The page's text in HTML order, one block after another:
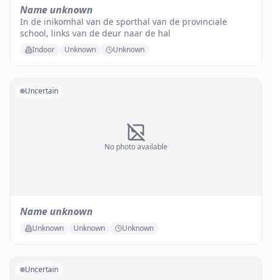
Name unknown
In de inikomhal van de sporthal van de provinciale
school, links van de deur naar de hal
Indoor Unknown Unknown
No photo available
Uncertain
Name unknown
Unknown Unknown Unknown
Uncertain